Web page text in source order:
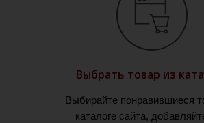
Выбрать товар из
Выбирайте понравившиеся
каталоге сайта,